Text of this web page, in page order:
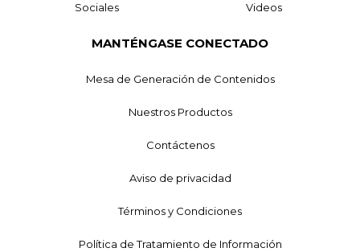
Sociales Videos
MANTÉNGASE CONECTADO
Mesa de Generación de Contenidos
Nuestros Productos
Contáctenos
Aviso de privacidad
Términos y Condiciones
Política de Tratamiento de Información